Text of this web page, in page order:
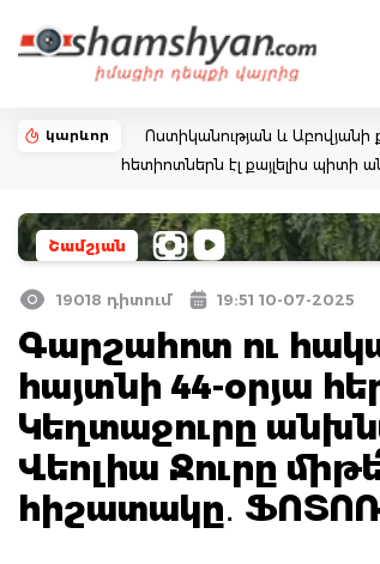
կարևոր
Ոստիկանության և
հետիոտներն էլ քայլելիս
Շամշյան
19018 դիտում 19:51 10-07-2025
Գարշահոտ ու
հայտնի 44-օրյա
Կեղտաջուրը
Վեոլիա Ջուրը
հիշատակը․